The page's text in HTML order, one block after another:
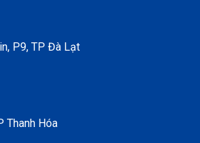
P9, TP Đà Lạt
Thanh Hóa